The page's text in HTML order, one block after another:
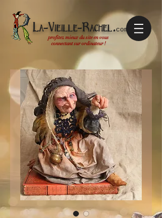
La-Vieille-Rachel.com
profitez mieux du site en vous
connectant sur ordinateur !